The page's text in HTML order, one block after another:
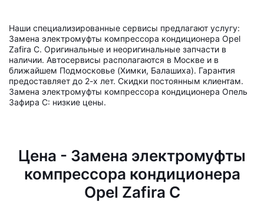
Наши специализированные сервисы предлагают услугу:
Замена электромуфты компрессора кондиционера Opel
Zafira C. Оригинальные и неоригинальные запчасти в
наличии. Автосервисы располагаются в Москве и в
ближайшем Подмосковье (Химки, Балашиха). Гарантия
предоставляет до 2-х лет. Скидки постоянным клиентам.
Замена электромуфты компрессора кондиционера Опель
Зафира C: низкие цены.
Цена - Замена электромуфты
компрессора кондиционера
Opel Zafira C